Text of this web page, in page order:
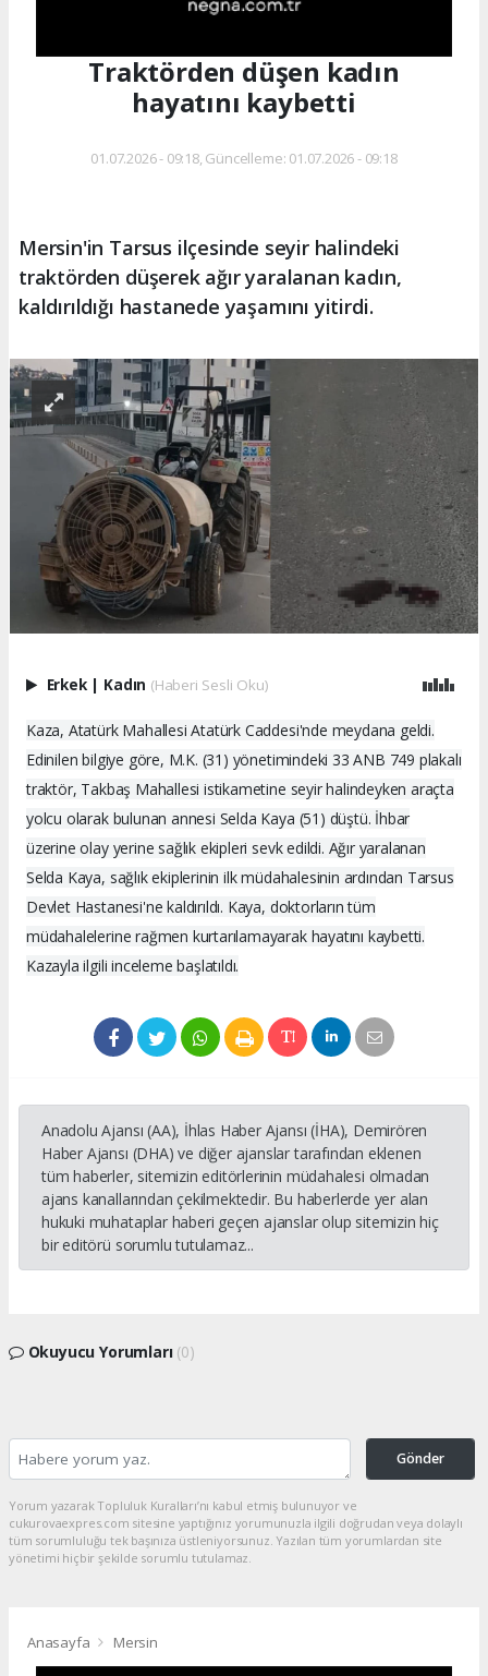
Traktörden düşen kadın
hayatını kaybetti
01.07.2026 - 09:18, Güncelleme: 01.07.2026 - 09:18
Mersin'in Tarsus ilçesinde seyir halindeki
traktörden düşerek ağır yaralanan kadın,
kaldırıldığı hastanede yaşamını yitirdi.
Erkek Kadın (Haberi Sesli Oku)
Kaza, Atatürk Mahallesi Atatürk Caddesi'nde meydana geldi.
Edinilen bilgiye göre, M.K. (31) yönetimindeki 33 ANB 749 plakalı
traktör, Takbaş Mahallesi istikametine seyir halindeyken araçta
yolcu olarak bulunan annesi Selda Kaya (51) düştü. İhbar
üzerine olay yerine sağlık ekipleri sevk edildi. Ağır yaralanan
Selda Kaya, sağlık ekiplerinin ilk müdahalesinin ardından Tarsus
Devlet Hastanesi'ne kaldırıldı. Kaya, doktorların tüm
müdahalelerine rağmen kurtarılamayarak hayatını kaybetti.
Kazayla ilgili inceleme başlatıldı.
Anadolu Ajansı (AA), İhlas Haber Ajansı (İHA), Demirören
Haber Ajansı (DHA) ve diğer ajanslar tarafından eklenen
tüm haberler, sitemizin editörlerinin müdahalesi olmadan
ajans kanallarından çekilmektedir. Bu haberlerde yer alan
hukuki muhataplar haberi geçen ajanslar olup sitemizin hiç
bir editörü sorumlu tutulamaz...
Okuyucu Yorumları (0)
Gönder
Yorum yazarak Topluluk Kuralları’nı kabul etmiş bulunuyor ve
cukurovaexpres.com sitesine yaptığınız yorumunuzla ilgili doğrudan veya dolaylı
tüm sorumluluğu tek başınıza üstleniyorsunuz. Yazılan tüm yorumlardan site
yönetimi hiçbir şekilde sorumlu tutulamaz.
Anasayfa Mersin